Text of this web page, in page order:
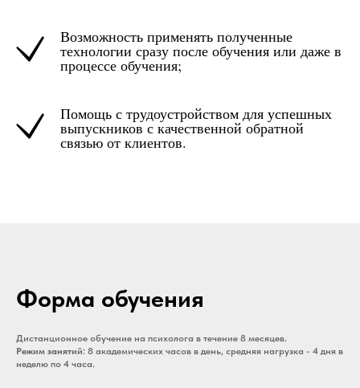
Возможность применять полученные
технологии сразу после обучения или даже в
процессе обучения;
Помощь с трудоустройством для успешных
выпускников с качественной обратной
связью от клиентов.
Форма обучения
Дистанционное обучение на психолога в течение 8 месяцев.
Режим занятий: 8 академических часов в день, средняя нагрузка - 4 дня в
неделю по 4 часа.